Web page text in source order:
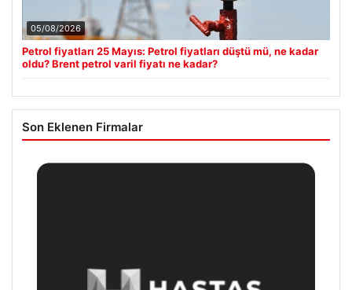
05/08/2026
Petrol fiyatları 25 Mayıs: Petrol fiyatları düştü mü, ne kadar
oldu? Brent petrol varil fiyatı ne kadar?
Son Eklenen Firmalar